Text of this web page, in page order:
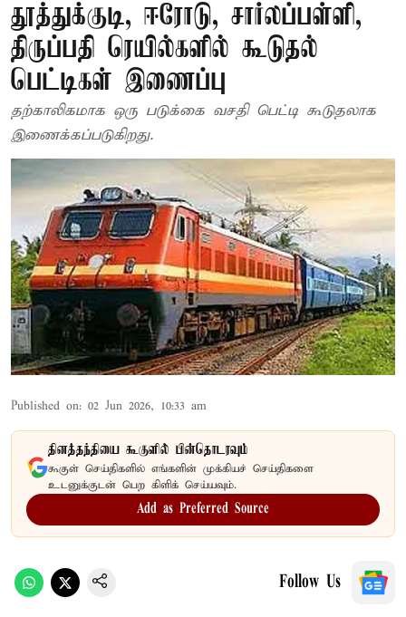
தூத்துக்குடி, ஈரோடு, சார்லப்பள்ளி,
திருப்பதி ரெயில்களில் கூடுதல்
பெட்டிகள் இணைப்பு
தற்காலிகமாக ஒரு படுக்கை வசதி பெட்டி கூடுதலாக
இணைக்கப்படுகிறது.
Published on: 02 Jun 2026, 10:33 am
தினத்தந்தியை கூகுளில் பின்தொடரவும்
கூகுள் செய்திகளில் எங்களின் முக்கியச் செய்திகளை
உடனுக்குடன் பெற கிளிக் செய்யவும்.
Add as Preferred Source
Follow Us